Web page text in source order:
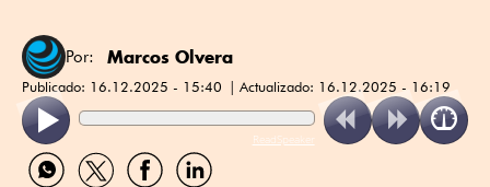
Por: Marcos Olvera
Publicado: 16.12.2025 - 15:40 Actualizado: 16.12.2025 - 16:19
ReadSpeaker
Compartir
por
Compartir
por
Compartir
por
Compartir
por